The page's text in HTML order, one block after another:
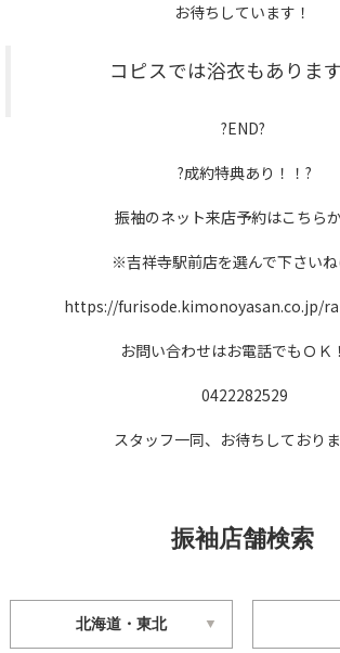
お待ちしています！
コピスでは浴衣もありま
?END?
?成約特典あり！！?
振袖のネット来店予約はこちら
※吉祥寺駅前店を選んで下さい
https://furisode.kimonoyasan.co.jp/
お問い合わせはお電話でもＯＫ！
0422282529
スタッフ一同、お待ちしており
振袖店舗検索
北海道・東北